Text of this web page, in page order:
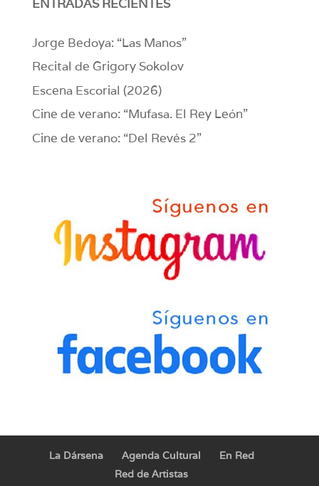
ENTRADAS RECIENTES
Jorge Bedoya: “Las Manos”
Recital de Grigory Sokolov
Escena Escorial (2026)
Cine de verano: “Mufasa. El Rey León”
Cine de verano: “Del Revés 2”
La Dársena Agenda Cultural
En Red
Red de Artistas